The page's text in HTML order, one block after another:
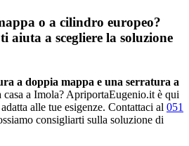
o a cilindro europeo?
a scegliere la soluzione
a doppia mappa e una serratura a
casa a Imola? ApriportaEugenio.it è qui
alle tue esigenze. Contattaci al 051
consigliarti sulla soluzione di